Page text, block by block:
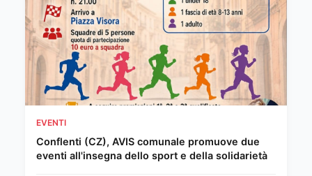
EVENTI
Conflenti (CZ), AVIS comunale promuove due
eventi all'insegna dello sport e della solidarietà